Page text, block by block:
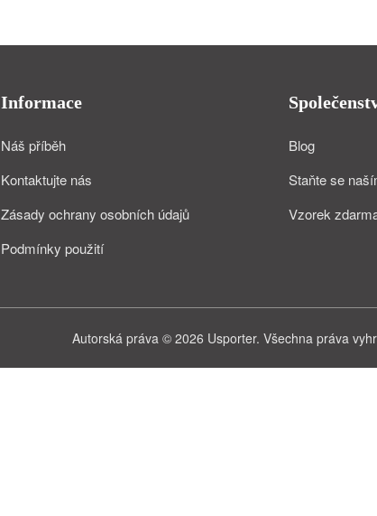
Informace
Náš příběh
Kontaktujte nás
Zásady ochrany osobních údajů
Podmínky použití
Blog
Staňte se
Vzorek
Autorská práva © 2026 Usporter. Všechna práva